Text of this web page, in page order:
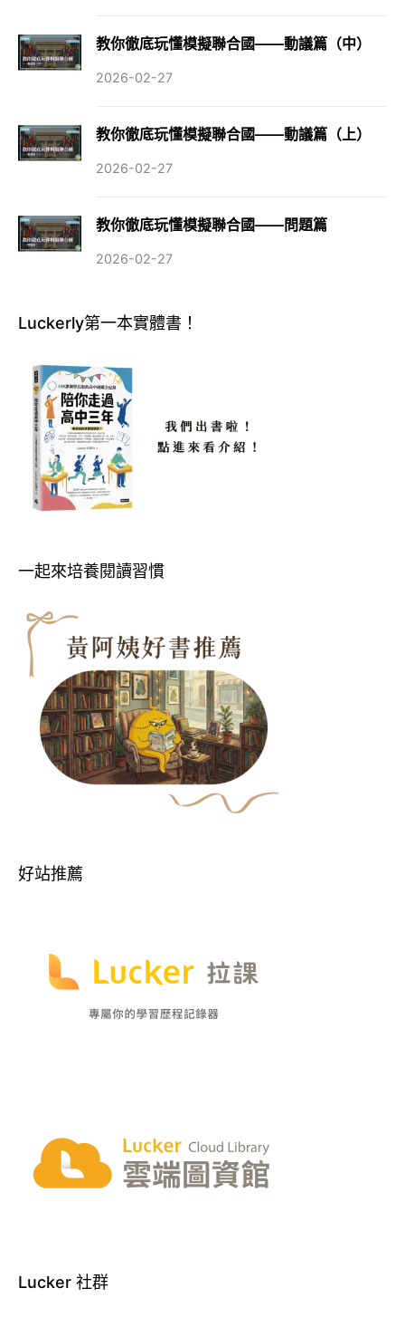
教你徹底玩懂模擬聯合國——動議篇（中）
2026-02-27
教你徹底玩懂模擬聯合國——動議篇（上）
2026-02-27
教你徹底玩懂模擬聯合國——問題篇
2026-02-27
Luckerly第一本實體書！
一起來培養閱讀習慣
好站推薦
Lucker 社群